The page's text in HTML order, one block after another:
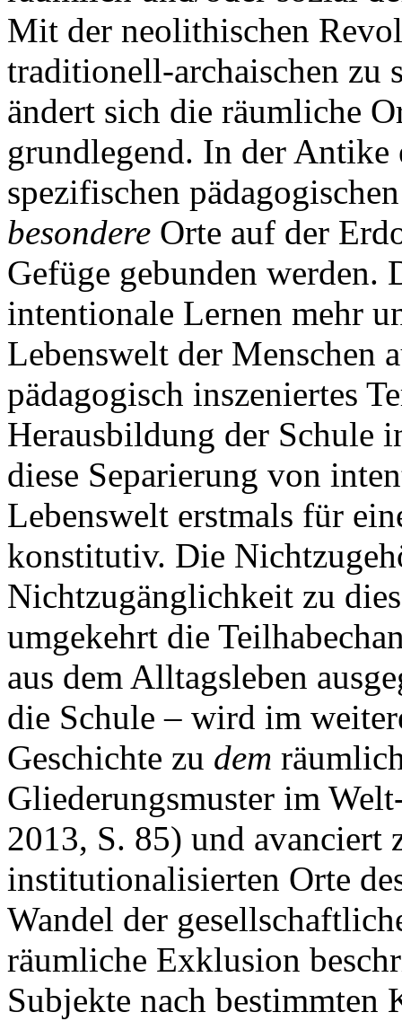
Mit der neolithischen
traditionell-archaischen zu
ändert sich die räumliche
grundlegend. In der Antike
spezifischen
besondere Orte auf der
Gefüge gebunden werden.
intentionale Lernen mehr
Lebenswelt der Menschen
pädagogisch inszeniertes
Herausbildung der Schule
diese Separierung von
Lebenswelt erstmals für
konstitutiv. Die
Nichtzugänglichkeit zu
umgekehrt die
aus dem Alltagsleben
die Schule – wird im
Geschichte zu dem
Gliederungsmuster im
2013, S. 85) und avanciert
institutionalisierten Orte
Wandel der
räumliche Exklusion
Subjekte nach bestimmten